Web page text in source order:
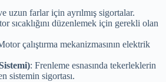
uzun farlar için ayrılmış sigortalar.
sıcaklığını düzenlemek için gerekli olan
çalıştırma mekanizmasının elektrik
: Frenleme esnasında tekerleklerin
sistemin sigortası.